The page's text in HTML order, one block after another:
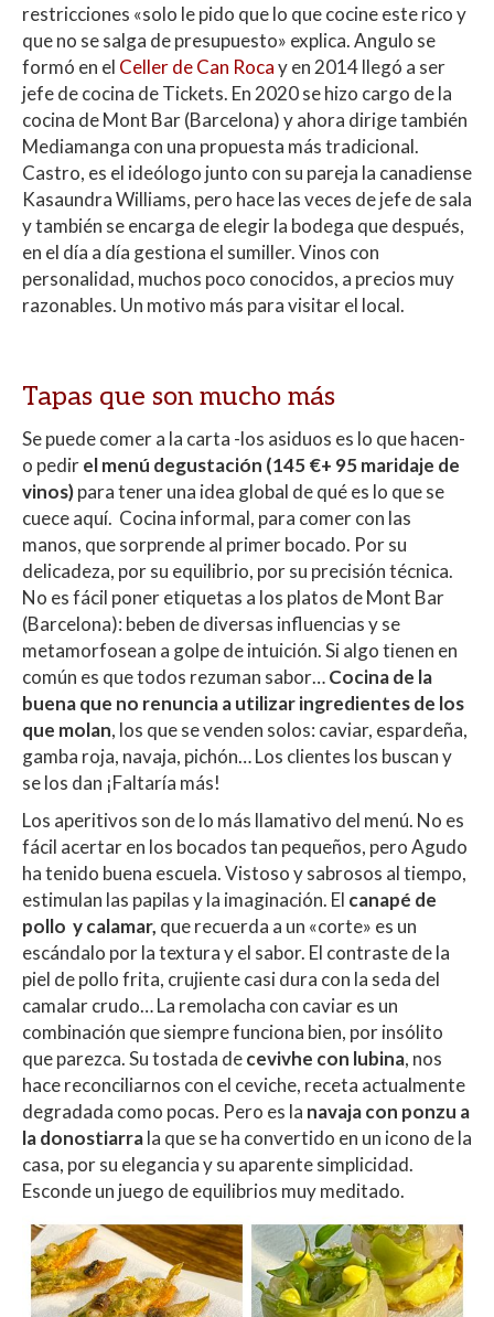
restricciones «solo le pido que lo que cocine este rico y
que no se salga de presupuesto» explica. Angulo se
formó en el Celler de Can Rocay en 2014 llegó a ser
jefe de cocina de Tickets. En 2020 se hizo cargo de la
cocina de Mont Bar (Barcelona) y ahora dirige también
Mediamanga con una propuesta más tradicional.
Castro, es el ideólogo junto con su pareja la canadiense
Kasaundra Williams, pero hace las veces de jefe de sala
y también se encarga de elegir la bodega que después,
en el día a día gestiona el sumiller. Vinos con
personalidad, muchos poco conocidos, a precios muy
razonables. Un motivo más para visitar el local.
Tapas que son mucho más
Se puede comer a la carta -los asiduos es lo que hacen-
o pedirel menú degustación (145 €+ 95 maridaje de
vinos)para tener una idea global de qué es lo que se
cuece aquí. Cocina informal, para comer con las
manos, que sorprende al primer bocado. Por su
delicadeza, por su equilibrio, por su precisión técnica.
No es fácil poner etiquetas a los platos de Mont Bar
(Barcelona): beben de diversas influencias y se
metamorfosean a golpe de intuición. Si algo tienen en
común es que todos rezuman sabor…Cocina de la
buena que no renuncia a utilizar ingredientes de los
que molan, los que se venden solos: caviar, espardeña,
gamba roja, navaja, pichón… Los clientes los buscan y
se los dan ¡Faltaría más!
Los aperitivos son de lo más llamativo del menú. No es
fácil acertar en los bocados tan pequeños, pero Agudo
ha tenido buena escuela. Vistoso y sabrosos al tiempo,
estimulan las papilas y la imaginación. El canapé de
pollo y calamar, que recuerda a un «corte» es un
escándalo por la textura y el sabor. El contraste de la
piel de pollo frita, crujiente casi dura con la seda del
camalar crudo… La remolacha con caviar es un
combinación que siempre funciona bien, por insólito
que parezca. Su tostada decevivhe con lubina, nos
hace reconciliarnos con el ceviche, receta actualmente
degradada como pocas. Pero es la navaja con ponzu a
la donostiarrala que se ha convertido en un icono de la
casa, por su elegancia y su aparente simplicidad.
Esconde un juego de equilibrios muy meditado.